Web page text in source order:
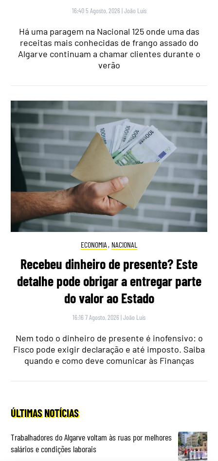
16:40 5 Agosto, 2026 |João Luís
Há uma paragem na Nacional 125 onde uma das
receitas mais conhecidas de frango assado do
Algarve continuam a chamar clientes durante o
verão
ECONOMIA , NACIONAL
Recebeu dinheiro de presente? Este
detalhe pode obrigar a entregar parte
do valor ao Estado
16:16 7 Agosto, 2026 |João Luís
Nem todo o dinheiro de presente é inofensivo: o
Fisco pode exigir declaração e até imposto. Saiba
quando e como deve comunicar às Finanças
ÚLTIMAS NOTÍCIAS
Trabalhadores do Algarve voltam às ruas por melhores
salários e condições laborais